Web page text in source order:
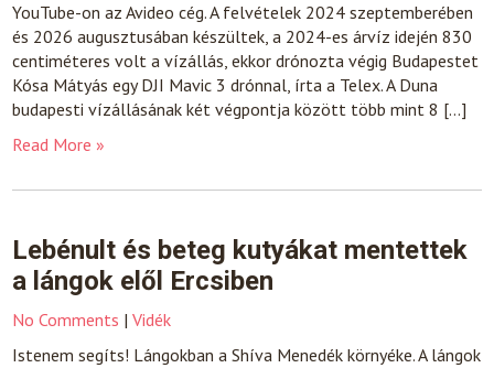
YouTube-on az Avideo cég. A felvételek 2024 szeptemberében
és 2026 augusztusában készültek, a 2024-es árvíz idején 830
centiméteres volt a vízállás, ekkor drónozta végig Budapestet
Kósa Mátyás egy DJI Mavic 3 drónnal, írta a Telex. A Duna
budapesti vízállásának két végpontja között több mint 8 […]
Read More »
Lebénult és beteg kutyákat mentettek
a lángok elől Ercsiben
No Comments |Vidék
Istenem segíts! Lángokban a Shíva Menedék környéke. A lángok